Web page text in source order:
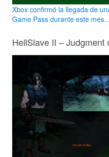
Xbox confirmó la llegada de
Game Pass durante este mes...
HellSlave II –